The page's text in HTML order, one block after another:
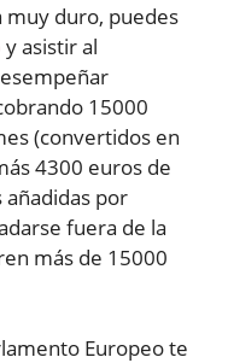
muy duro, puedes
y asistir al
15000
(convertidos en
4300 euros de
añadidas por
fuera de la
más de 15000
Europeo te